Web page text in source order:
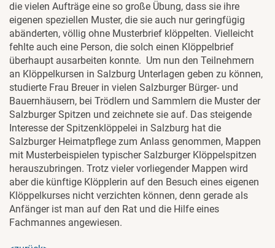
die vielen Aufträge eine so große Übung, dass sie ihre
eigenen speziellen Muster, die sie auch nur geringfügig
abänderten, völlig ohne Musterbrief klöppelten. Vielleicht
fehlte auch eine Person, die solch einen Klöppelbrief
überhaupt ausarbeiten konnte. Um nun den Teilnehmern
an Klöppelkursen in Salzburg Unterlagen geben zu können,
studierte Frau Breuer in vielen Salzburger Bürger- und
Bauernhäusern, bei Trödlern und Sammlern die Muster der
Salzburger Spitzen und zeichnete sie auf. Das steigende
Interesse der Spitzenklöppelei in Salzburg hat die
Salzburger Heimatpflege zum Anlass genommen, Mappen
mit Musterbeispielen typischer Salzburger Klöppelspitzen
herauszubringen. Trotz vieler vorliegender Mappen wird
aber die künftige Klöpplerin auf den Besuch eines eigenen
Klöppelkurses nicht verzichten können, denn gerade als
Anfänger ist man auf den Rat und die Hilfe eines
Fachmannes angewiesen.